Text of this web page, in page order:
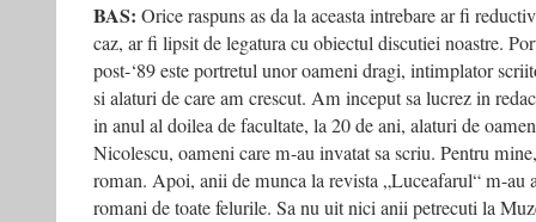
BAS: Orice raspuns as da la aceasta intrebare ar fi
caz, ar fi lipsit de legatura cu obiectul discutiei noastre.
post-‘89 este portretul unor oameni dragi, intimplator
si alaturi de care am crescut. Am inceput sa lucrez in
in anul al doilea de facultate, la 20 de ani, alaturi de
Nicolescu, oameni care m-au invatat sa scriu. Pentru
roman. Apoi, anii de munca la revista „Luceafarul“ m-au
romani de toate felurile. Sa nu uit nici anii petrecuti la